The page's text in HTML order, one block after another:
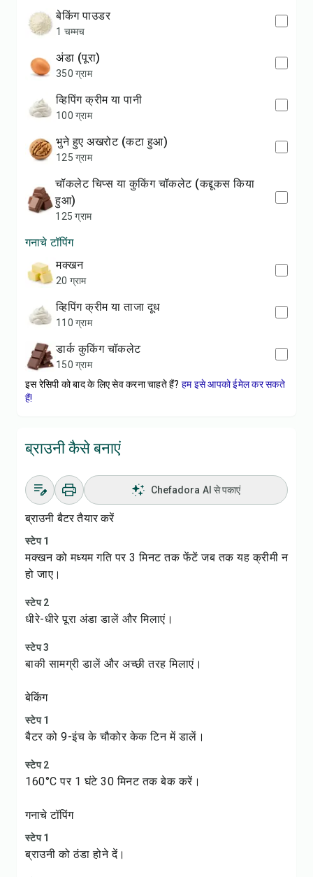
बेकिंग पाउडर
1 चम्मच
अंडा (पूरा)
350 ग्राम
व्हिपिंग क्रीम या पानी
100 ग्राम
भुने हुए अखरोट (कटा हुआ)
125 ग्राम
चॉकलेट चिप्स या कुकिंग चॉकलेट (कद्दूकस किया
हुआ)
125 ग्राम
गनाचे टॉपिंग
मक्खन
20 ग्राम
व्हिपिंग क्रीम या ताजा दूध
110 ग्राम
डार्क कुकिंग चॉकलेट
150 ग्राम
इस रेसिपी को बाद के लिए सेव करना चाहते हैं? हम इसे आपको ईमेल कर सकते
हैं!
ब्राउनी कैसे बनाएं
Chefadora AI से पकाएं
ब्राउनी बैटर तैयार करें
स्टेप 1
मक्खन को मध्यम गति पर 3 मिनट तक फेंटें जब तक यह क्रीमी न
हो जाए।
स्टेप 2
धीरे-धीरे पूरा अंडा डालें और मिलाएं।
स्टेप 3
बाकी सामग्री डालें और अच्छी तरह मिलाएं।
बेकिंग
स्टेप 1
बैटर को 9-इंच के चौकोर केक टिन में डालें।
स्टेप 2
160°C पर 1 घंटे 30 मिनट तक बेक करें।
गनाचे टॉपिंग
स्टेप 1
ब्राउनी को ठंडा होने दें।